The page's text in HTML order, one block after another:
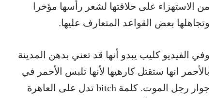
من الاستهزاء على حلاقتها لشعر رأسها مؤخرا
وتجاهلها بعض القواعد المتعارف عليها.
وفي الفيديو كليب يبدو أنها قد تعني بدهن المدينة
بالأحمر انها ستقتل كارهيها لأنها تلبس الأحمر في
جوار رجل الموت. كلمة bitch تدل على العاهرة